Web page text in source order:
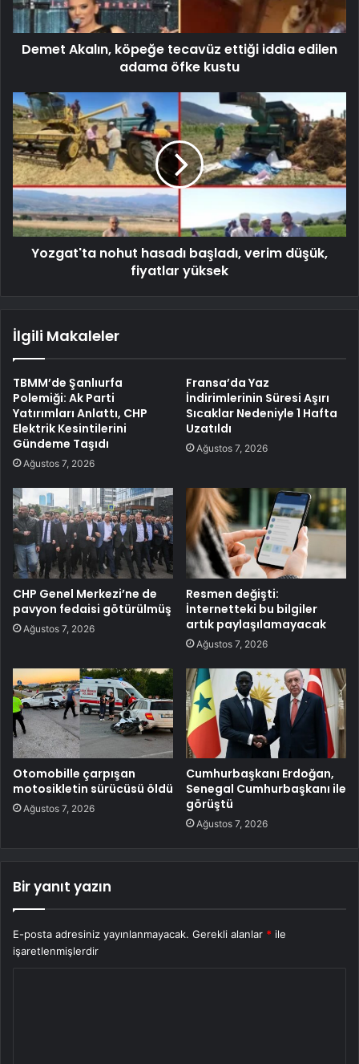
Demet Akalın, köpeğe tecavüz ettiği iddia edilen
adama öfke kustu
Yozgat'ta nohut hasadı başladı, verim düşük,
fiyatlar yüksek
İlgili Makaleler
TBMM’de Şanlıurfa
Polemiği: Ak Parti
Yatırımları Anlattı, CHP
Elektrik Kesintilerini
Gündeme Taşıdı
Ağustos 7, 2026
Fransa’da Yaz
İndirimlerinin Süresi Aşırı
Sıcaklar Nedeniyle 1 Hafta
Uzatıldı
Ağustos 7, 2026
CHP Genel Merkezi’ne de
pavyon fedaisi götürülmüş
Ağustos 7, 2026
Resmen değişti:
İnternetteki bu bilgiler
artık paylaşılamayacak
Ağustos 7, 2026
Otomobille çarpışan
motosikletin sürücüsü öldü
Ağustos 7, 2026
Cumhurbaşkanı Erdoğan,
Senegal Cumhurbaşkanı ile
görüştü
Ağustos 7, 2026
Bir yanıt yazın
E-posta adresiniz yayınlanmayacak. Gerekli alanlar * ile
işaretlenmişlerdir